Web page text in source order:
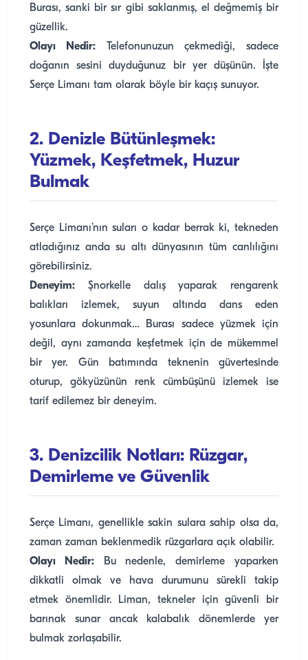
Burası, sanki bir sır gibi saklanmış, el değmemiş bir
güzellik.
Olayı Nedir:Telefonunuzun çekmediği, sadece
doğanın sesini duyduğunuz bir yer düşünün. İşte
Serçe Limanı tam olarak böyle bir kaçış sunuyor.
2. Denizle Bütünleşmek:
Yüzmek, Keşfetmek, Huzur
Bulmak
Serçe Limanı’nın suları o kadar berrak ki, tekneden
atladığınız anda su altı dünyasının tüm canlılığını
görebilirsiniz.
Deneyim: Şnorkelle dalış yaparak rengarenk
balıkları izlemek, suyun altında dans eden
yosunlara dokunmak… Burası sadece yüzmek için
değil, aynı zamanda keşfetmek için de mükemmel
bir yer. Gün batımında teknenin güvertesinde
oturup, gökyüzünün renk cümbüşünü izlemek ise
tarif edilemez bir deneyim.
3. Denizcilik Notları: Rüzgar,
Demirleme ve Güvenlik
Serçe Limanı, genellikle sakin sulara sahip olsa da,
zaman zaman beklenmedik rüzgarlara açık olabilir.
Olayı Nedir:Bu nedenle, demirleme yaparken
dikkatli olmak ve hava durumunu sürekli takip
etmek önemlidir. Liman, tekneler için güvenli bir
barınak sunar ancak kalabalık dönemlerde yer
bulmak zorlaşabilir.